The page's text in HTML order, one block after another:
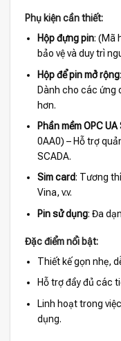
Phụ kiện cần thiết:
Hộp đựng pin: (Mã
bảo vệ và duy trì
Hộp để pin mở rộng
Dành cho các ứng
hơn.
Phần mềm OPC
0AA0) – Hỗ trợ
SCADA.
Sim card: Tương
Vina, v.v.
Pin sử dụng: Đa
Đặc điểm nổi bật:
Thiết kế gọn nhẹ,
Hỗ trợ đầy đủ các
Linh hoạt trong
dụng.